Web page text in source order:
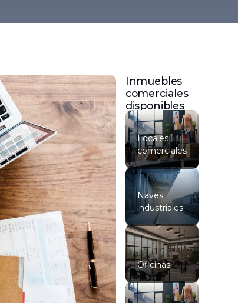
Inmuebles
comerciales
disponibles
Locales
comerciales
Naves
industriales
Oficinas